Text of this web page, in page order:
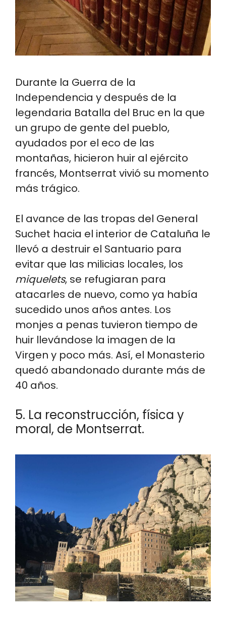
Durante la Guerra de la
Independencia y después de la
legendaria Batalla del Bruc en la que
un grupo de gente del pueblo,
ayudados por el eco de las
montañas, hicieron huir al ejército
francés, Montserrat vivió su momento
más trágico.
El avance de las tropas del General
Suchet hacia el interior de Cataluña le
llevó a destruir el Santuario para
evitar que las milicias locales, los
miquelets, se refugiaran para
atacarles de nuevo, como ya había
sucedido unos años antes. Los
monjes a penas tuvieron tiempo de
huir llevándose la imagen de la
Virgen y poco más. Así, el Monasterio
quedó abandonado durante más de
40 años.
5. La reconstrucción, física y
moral, de Montserrat.